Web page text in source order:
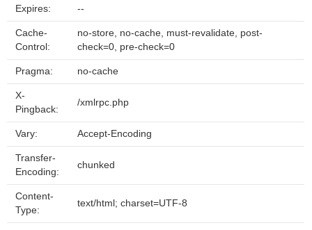
Expires: --
Cache-
Control:
no-store, no-cache, must-revalidate, post-
check=0, pre-check=0
Pragma: no-cache
X-
Pingback:
/xmlrpc.php
Vary: Accept-Encoding
Transfer-
Encoding:
chunked
Content-
Type:
text/html; charset=UTF-8